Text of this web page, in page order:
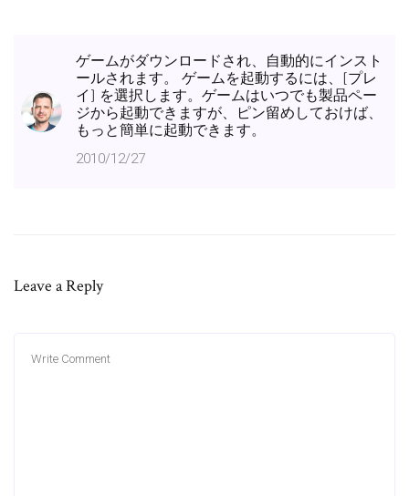
ゲームがダウンロードされ、自動的にインスト
ールされます。 ゲームを起動するには、[プレ
イ] を選択します。ゲームはいつでも製品ペー
ジから起動できますが、ピン留めしておけば、
もっと簡単に起動できます。
2010/12/27
Leave a Reply